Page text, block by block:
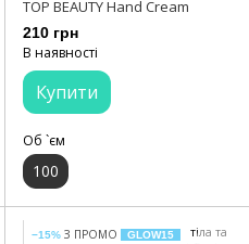
TOP BEAUTY Hand Cream
210 грн
В наявності
Купити
Об `єм
100
−15% З ПРОМО GLOW15